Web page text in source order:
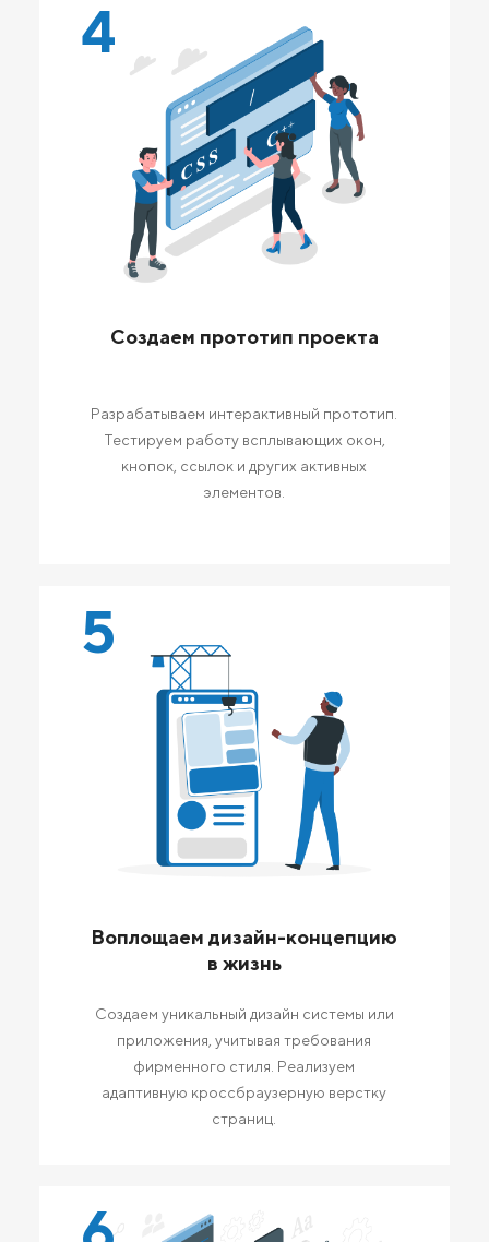
4
Создаем прототип проекта
Разрабатываем интерактивный прототип.
Тестируем работу всплывающих окон,
кнопок, ссылок и других активных
элементов.
5
Воплощаем дизайн-концепцию
в жизнь
Создаем уникальный дизайн системы или
приложения, учитывая требования
фирменного стиля. Реализуем
адаптивную кроссбраузерную верстку
страниц.